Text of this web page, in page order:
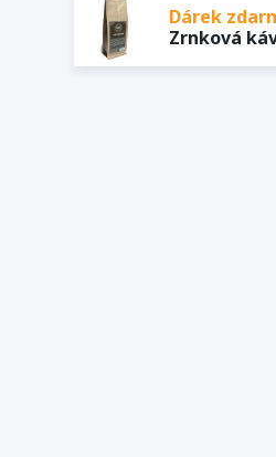
Dárek
Zrnková